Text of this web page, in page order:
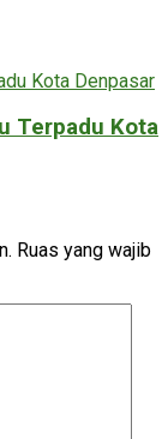
Terpadu Kota
Ruas yang wajib